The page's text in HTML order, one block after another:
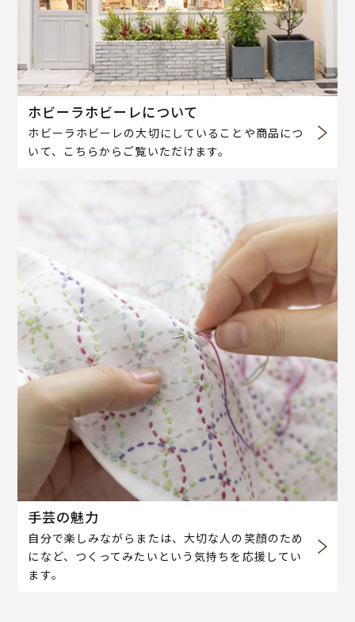
ホビーラホビーレについて
ホビーラホビーレの大切にしていることや商品につ
いて、こちらからご覧いただけます。
手芸の魅力
自分で楽しみながらまたは、大切な人の笑顔のため
になど、つくってみたいという気持ちを応援してい
ます。